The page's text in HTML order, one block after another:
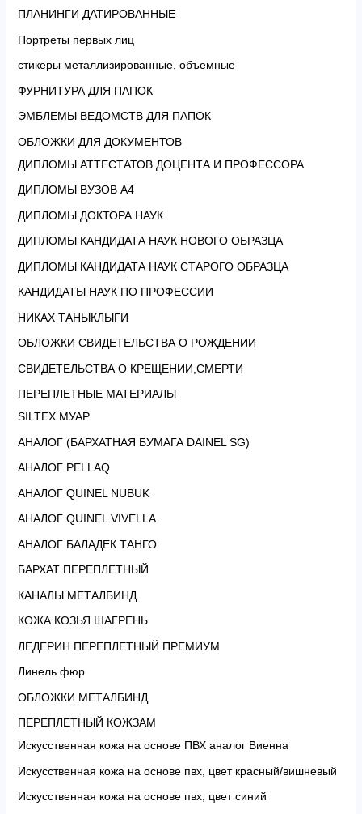
ПЛАНИНГИ ДАТИРОВАННЫЕ
Портреты первых лиц
стикеры металлизированные, объемные
ФУРНИТУРА ДЛЯ ПАПОК
ЭМБЛЕМЫ ВЕДОМСТВ ДЛЯ ПАПОК
ОБЛОЖКИ ДЛЯ ДОКУМЕНТОВ
ДИПЛОМЫ АТТЕСТАТОВ ДОЦЕНТА И ПРОФЕССОРА
ДИПЛОМЫ ВУЗОВ А4
ДИПЛОМЫ ДОКТОРА НАУК
ДИПЛОМЫ КАНДИДАТА НАУК НОВОГО ОБРАЗЦА
ДИПЛОМЫ КАНДИДАТА НАУК СТАРОГО ОБРАЗЦА
КАНДИДАТЫ НАУК ПО ПРОФЕССИИ
НИКАХ ТАНЫКЛЫГИ
ОБЛОЖКИ СВИДЕТЕЛЬСТВА О РОЖДЕНИИ
СВИДЕТЕЛЬСТВА О КРЕЩЕНИИ,СМЕРТИ
ПЕРЕПЛЕТНЫЕ МАТЕРИАЛЫ
SILTEX МУАР
АНАЛОГ (БАРХАТНАЯ БУМАГА DAINEL SG)
АНАЛОГ PELLAQ
АНАЛОГ QUINEL NUBUK
АНАЛОГ QUINEL VIVELLA
АНАЛОГ БАЛАДЕК ТАНГО
БАРХАТ ПЕРЕПЛЕТНЫЙ
КАНАЛЫ МЕТАЛБИНД
КОЖА КОЗЬЯ ШАГРЕНЬ
ЛЕДЕРИН ПЕРЕПЛЕТНЫЙ ПРЕМИУМ
Линель фюр
ОБЛОЖКИ МЕТАЛБИНД
ПЕРЕПЛЕТНЫЙ КОЖЗАМ
Искусственная кожа на основе ПВХ аналог Виенна
Искусственная кожа на основе пвх, цвет красный/вишневый
Искусственная кожа на основе пвх, цвет синий